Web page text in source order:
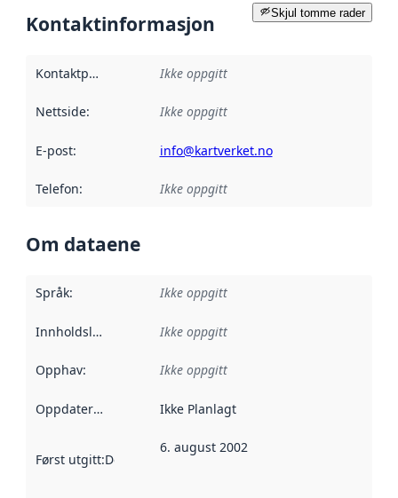
Skjul tomme rader
Kontaktinformasjon
Kontaktpunkt Ikke oppgitt
Nettside: Ikke oppgitt
E-post: info@kartverket.no
Telefon: Ikke oppgitt
Om dataene
Språk: Ikke oppgitt
Innholdsleverandører :
Ikke oppgitt
Opphav: Ikke oppgitt
Oppdateringsfrekvens :
Ikke Planlagt
Først utgitt:Denne datoen sier når dataene i dette
6. august 2002